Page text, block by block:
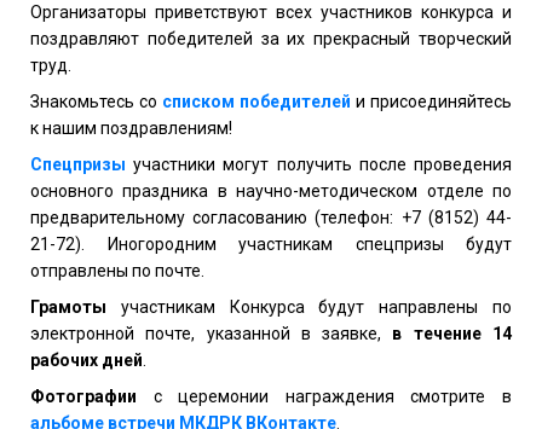
Организаторы приветствуют всех участников конкурса и
поздравляют победителей за их прекрасный творческий
труд.
Знакомьтесь со списком победителей и присоединяйтесь
к нашим поздравлениям!
Спецпризы участники могут получить после проведения
основного праздника в научно-методическом отделе по
предварительному согласованию (телефон: +7 (8152) 44-
21-72). Иногородним участникам спецпризы будут
отправлены по почте.
Грамоты участникам Конкурса будут направлены по
электронной почте, указанной в заявке, в течение 14
рабочих дней
Фотографии с церемонии награждения смотрите в
альбоме встречи МКДРК ВКонтакте